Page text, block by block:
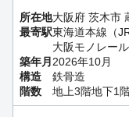
所在地大阪府 茨木市
最寄駅東海道本線（
大阪モノレー
築年月 2026年10月
構造
鉄骨造
階数
地上3階地下1